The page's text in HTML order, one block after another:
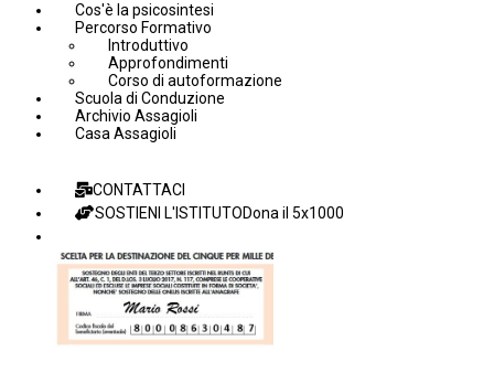
Cos'è la psicosintesi
Percorso Formativo
Introduttivo
Approfondimenti
Corso di autoformazione
Scuola di Conduzione
Archivio Assagioli
Casa Assagioli
CONTATTACI
SOSTIENI L'ISTITUTODona il 5x1000